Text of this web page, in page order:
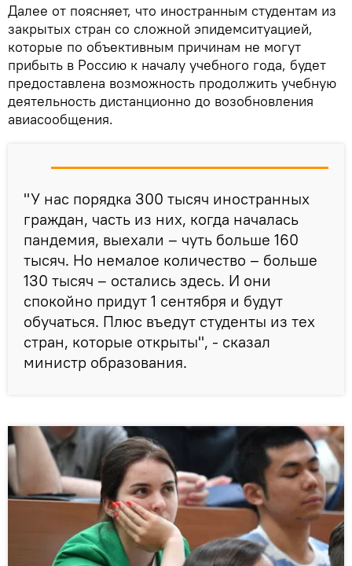
Далее от поясняет, что иностранным студентам из
закрытых стран со сложной эпидемситуацией,
которые по объективным причинам не могут
прибыть в Россию к началу учебного года, будет
предоставлена возможность продолжить учебную
деятельность дистанционно до возобновления
авиасообщения.
"У нас порядка 300 тысяч иностранных
граждан, часть из них, когда началась
пандемия, выехали – чуть больше 160
тысяч. Но немалое количество – больше
130 тысяч – остались здесь. И они
спокойно придут 1 сентября и будут
обучаться. Плюс въедут студенты из тех
стран, которые открыты", - сказал
министр образования.